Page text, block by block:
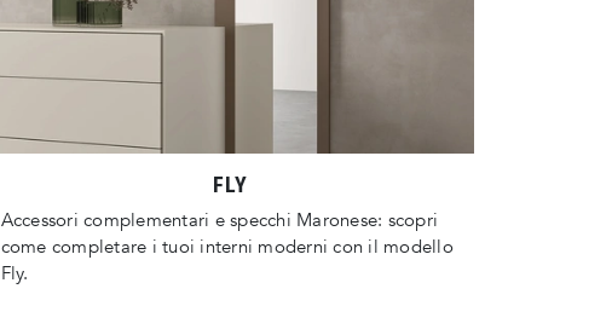
FLY
Accessori complementari e specchi Maronese: scopri
come completare i tuoi interni moderni con il modello
Fly.